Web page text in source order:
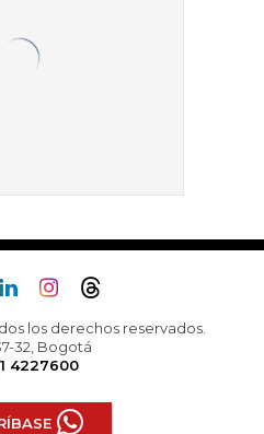
los derechos reservados.
32, Bogotá
4227600